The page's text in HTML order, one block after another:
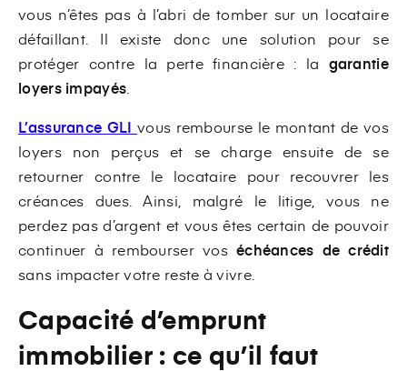
vous n’êtes pas à l’abri de tomber sur un locataire
défaillant. Il existe donc une solution pour se
protéger contre la perte financière : la garantie
loyers impayés
L’assurance GLI vous rembourse le montant de vos
loyers non perçus et se charge ensuite de se
retourner contre le locataire pour recouvrer les
créances dues. Ainsi, malgré le litige, vous ne
perdez pas d’argent et vous êtes certain de pouvoir
continuer à rembourser vos échéances de crédit
sans impacter votre reste à vivre.
Capacité d’emprunt
immobilier : ce qu’il faut